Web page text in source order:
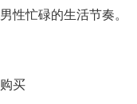
性忙碌的生活节奏。
买